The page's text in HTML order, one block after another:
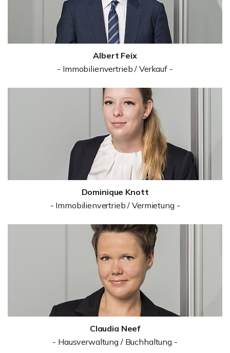
Albert Feix
- Immobilienvertrieb / Verkauf -
Dominique Knott
- Immobilienvertrieb / Vermietung -
Claudia Neef
- Hausverwaltung / Buchhaltung -